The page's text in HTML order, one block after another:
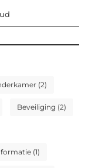
(2)
Beveiliging (2)
(1)